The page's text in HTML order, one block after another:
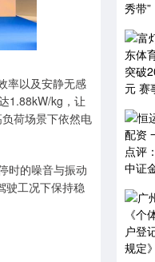
率以及安静无感
1.88kW/kg，让
荷场景下依然电
时的噪音与振动
驶工况下保持稳